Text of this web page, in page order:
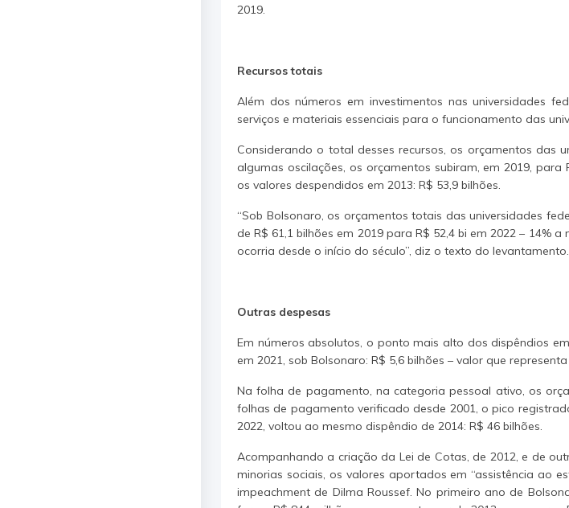
2019.
Recursos totais
Além dos números em investimentos nas universidades
serviços e materiais essenciais para o funcionamento das
Considerando o total desses recursos, os orçamentos das
algumas oscilações, os orçamentos subiram, em 2019,
os valores despendidos em 2013: R$ 53,9 bilhões.
“Sob Bolsonaro, os orçamentos totais das universidades
de R$ 61,1 bilhões em 2019 para R$ 52,4 bi em 2022 – 14%
ocorria desde o início do século”, diz o texto do levantamento.
Outras despesas
Em números absolutos, o ponto mais alto dos dispêndios
em 2021, sob Bolsonaro: R$ 5,6 bilhões – valor que
Na folha de pagamento, na categoria pessoal ativo, os
folhas de pagamento verificado desde 2001, o pico
2022, voltou ao mesmo dispêndio de 2014: R$ 46 bilhões.
Acompanhando a criação da Lei de Cotas, de 2012, e de
minorias sociais, os valores aportados em “assistência ao
impeachment de Dilma Roussef. No primeiro ano de